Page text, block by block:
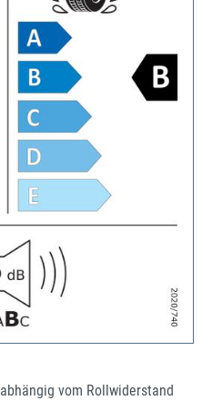
abhängig vom Rollwiderstand